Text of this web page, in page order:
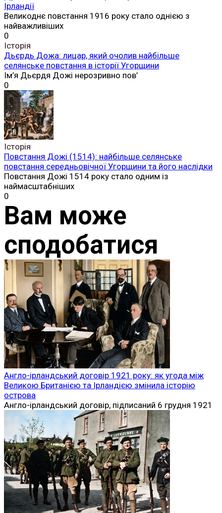
Ірландії
Великоднє повстання 1916 року стало однією з
найважливіших
0
Історія
Дьєрдь Дожа: лицар, який очолив найбільше
селянське повстання в історії Угорщини
Ім’я Дьєрдя Дожі нерозривно пов’
0
Історія
Повстання Дожі (1514): найбільше селянське
повстання середньовічної Угорщини та його наслідки
Повстання Дожі 1514 року стало одним із
наймасштабніших
0
Вам може
сподобатися
Англо-ірландський договір 1921 року: як угода між
Великою Британією та Ірландією змінила історію
острова
Англо-ірландський договір, підписаний 6 грудня 1921